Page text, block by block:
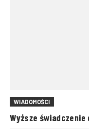
WIADOMOŚCI
Wyższe świadczenie